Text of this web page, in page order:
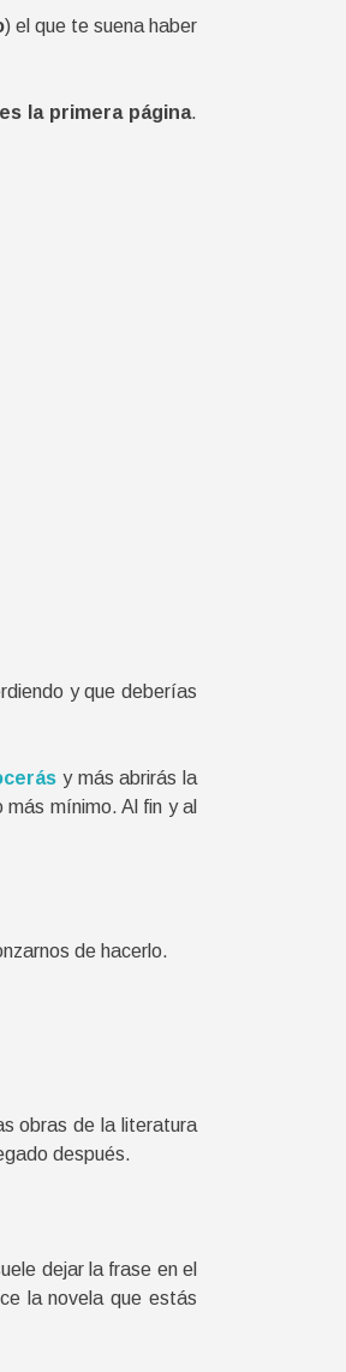
) el que te suena haber
la primera página.
y que deberías
y más abrirás la
mínimo. Al fin y al
de hacerlo.
obras de la literatura
después.
dejar la frase en el
la novela que estás